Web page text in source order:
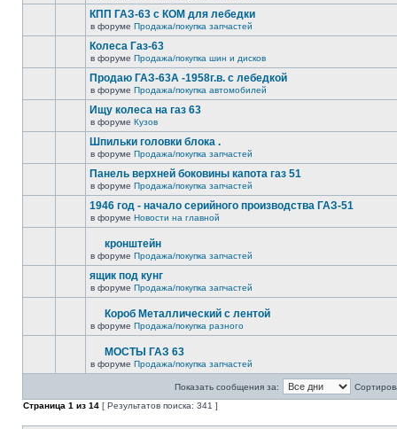
КПП ГАЗ-63 с КОМ для лебедки
в форуме Продажа/покупка запчастей
Колеса Газ-63
в форуме Продажа/покупка шин и дисков
Продаю ГАЗ-63А -1958г.в. с лебедкой
в форуме Продажа/покупка автомобилей
Ищу колеса на газ 63
в форуме Кузов
Шпильки головки блока .
в форуме Продажа/покупка запчастей
Панель верхней боковины капота газ 51
в форуме Продажа/покупка запчастей
1946 год - начало серийного производства ГАЗ-51
в форуме Новости на главной
кронштейн
в форуме Продажа/покупка запчастей
ящик под кунг
в форуме Продажа/покупка запчастей
Короб Металлический с лентой
в форуме Продажа/покупка разного
МОСТЫ ГАЗ 63
в форуме Продажа/покупка запчастей
Показать сообщения за:
Страница 1 из 14 [ Результатов поиска: 341 ]